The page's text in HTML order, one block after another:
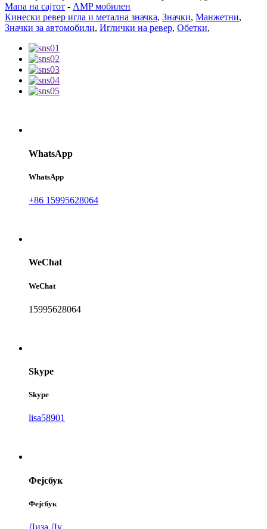
Мапа на сајтот - AMP мобилен
Кинески ревер игла и метална значка, Значки, Манжетни,
Значки за автомобили, Иглички на ревер, Обетки,
WhatsApp
WhatsApp
+86 15995628064
WeChat
WeChat
15995628064
Skype
Skype
lisa58901
Фејсбук
Фејсбук
Лиза Лу